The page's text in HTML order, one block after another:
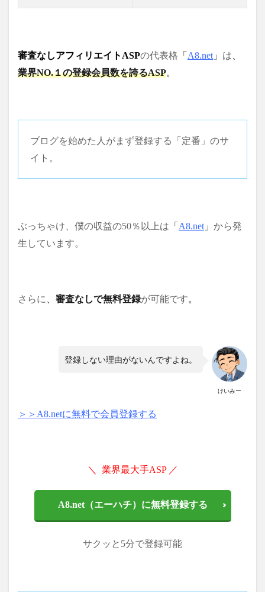
審査なしアフィリエイトASPの代表格 「 A8.net」 は、
業界NO.１の登録会員数を誇るASP。
ブログを始めた人がまず登録する「定番」のサ
イト。
ぶっちゃけ、僕の収益の50％以上は 「 A8.net」 から発
生しています。
さらに、 審査なしで無料登録が可能です。
けいみー
登録しない理由がないんですよね。
＞＞A8.netに無料で会員登録する
＼ 業界最大手ASP ／
A8.net（エーハチ）に無料登録する
サクッと5分で登録可能